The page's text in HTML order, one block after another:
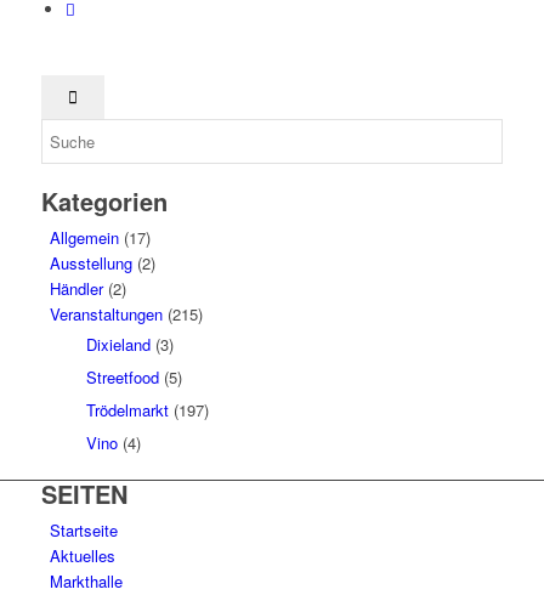
Kategorien
Allgemein(17)
Ausstellung(2)
Händler(2)
Veranstaltungen(215)
Dixieland(3)
Streetfood(5)
Trödelmarkt(197)
Vino(4)
SEITEN
Startseite
Aktuelles
Markthalle